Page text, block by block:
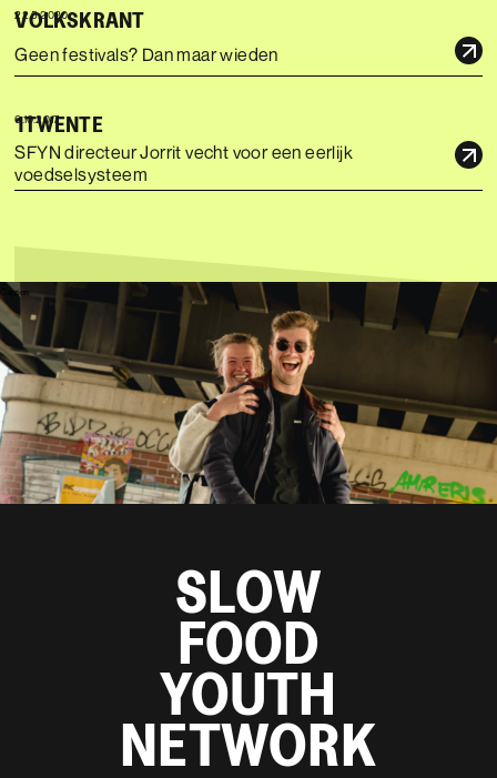
VOLKSKRANT
22.5.2020
Geen festivals? Dan maar wieden
1TWENTE
6.10.2017
SFYN directeur Jorrit vecht voor een eerlijk
voedselsysteem
Caption
SLOW
FOOD
YOUTH
NETWORK